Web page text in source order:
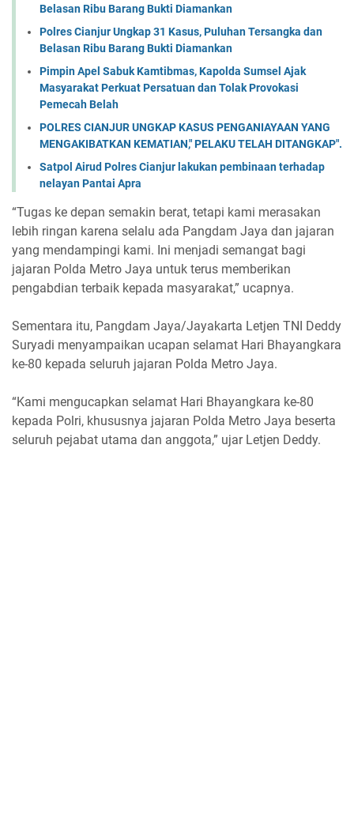
Belasan Ribu Barang Bukti Diamankan
Polres Cianjur Ungkap 31 Kasus, Puluhan Tersangka dan
Belasan Ribu Barang Bukti Diamankan
Pimpin Apel Sabuk Kamtibmas, Kapolda Sumsel Ajak
Masyarakat Perkuat Persatuan dan Tolak Provokasi
Pemecah Belah
POLRES CIANJUR UNGKAP KASUS PENGANIAYAAN YANG
MENGAKIBATKAN KEMATIAN," PELAKU TELAH DITANGKAP".
Satpol Airud Polres Cianjur lakukan pembinaan terhadap
nelayan Pantai Apra
“Tugas ke depan semakin berat, tetapi kami merasakan
lebih ringan karena selalu ada Pangdam Jaya dan jajaran
yang mendampingi kami. Ini menjadi semangat bagi
jajaran Polda Metro Jaya untuk terus memberikan
pengabdian terbaik kepada masyarakat,” ucapnya.
Sementara itu, Pangdam Jaya/Jayakarta Letjen TNI Deddy
Suryadi menyampaikan ucapan selamat Hari Bhayangkara
ke-80 kepada seluruh jajaran Polda Metro Jaya.
“Kami mengucapkan selamat Hari Bhayangkara ke-80
kepada Polri, khususnya jajaran Polda Metro Jaya beserta
seluruh pejabat utama dan anggota,” ujar Letjen Deddy.